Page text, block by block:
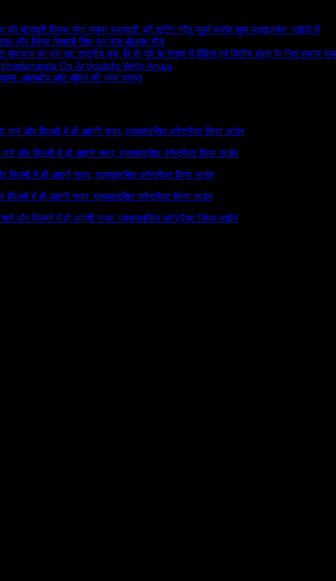
की भोजपुरी फिल्म ‘गंगा जमुना सरस्वती’ की शूटिंग ग्रैंड मुहूर्त करके शुरू महराजगंज, भदोही में
और सिंगर शिवानी सिंह का नया बोलबम गीत
का बन रहा राष्ट्रीय मंच, वि के दुबे के नेतृत्व में बैंकिंग एवं वित्तीय क्षेत्र के लिए समग्र
On Articulate With Anuja
आत्मबोध और जीवन की गहन यात्रा
के गाने और फिल्मों में ही आएंगी नजर, एक्सक्लूसिव कॉन्ट्रैक्ट किया साईन
गाने और फिल्मों में ही आएंगी नजर, एक्सक्लूसिव कॉन्ट्रैक्ट किया साईन
फिल्मों में ही आएंगी नजर, एक्सक्लूसिव कॉन्ट्रैक्ट किया साईन
फिल्मों में ही आएंगी नजर, एक्सक्लूसिव कॉन्ट्रैक्ट किया साईन
गाने और फिल्मों में ही आएंगी नजर, एक्सक्लूसिव कॉन्ट्रैक्ट किया साईन